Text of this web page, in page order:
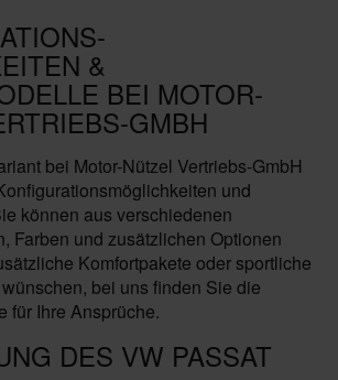
&
BEI MOTOR-
GMBH
bei Motor-Nützel Vertriebs-GmbH
und
können aus verschiedenen
Farben und zusätzlichen Optionen
Komfortpakete oder sportliche
bei uns finden Sie die
für Ihre Ansprüche.
DES VW PASSAT